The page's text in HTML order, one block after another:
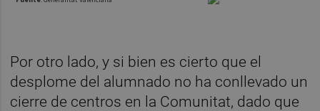
Por otro lado, y si bien es cierto que el
desplome del alumnado no ha conllevado un
cierre de centros en la Comunitat, dado que